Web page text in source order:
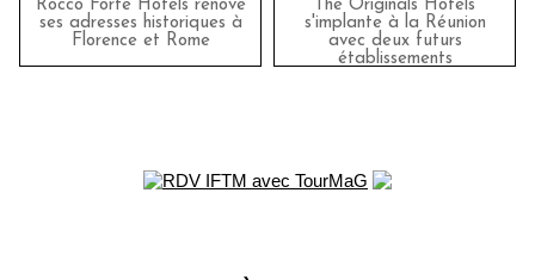
Rocco Forte Hotels rénove
ses adresses historiques à
Florence et Rome
The Originals Hotels
s'implante à la Réunion
avec deux futurs
établissements